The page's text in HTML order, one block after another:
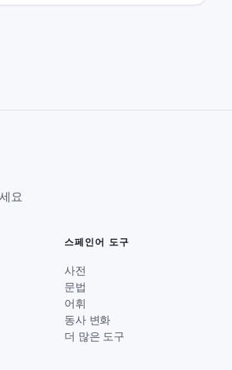
요
스페인어 도구
사전
문법
어휘
동사 변화
더 많은 도구